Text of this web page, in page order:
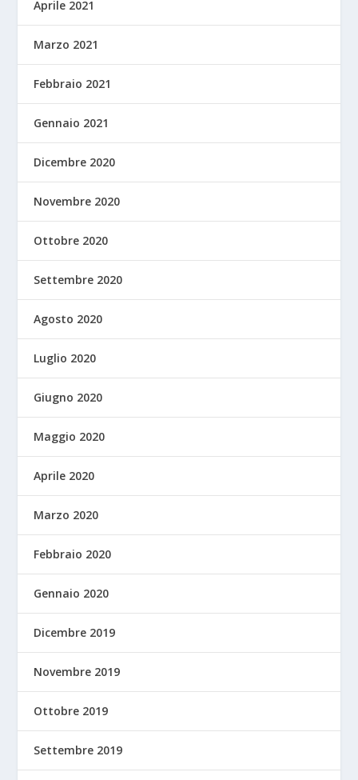
Aprile 2021
Marzo 2021
Febbraio 2021
Gennaio 2021
Dicembre 2020
Novembre 2020
Ottobre 2020
Settembre 2020
Agosto 2020
Luglio 2020
Giugno 2020
Maggio 2020
Aprile 2020
Marzo 2020
Febbraio 2020
Gennaio 2020
Dicembre 2019
Novembre 2019
Ottobre 2019
Settembre 2019